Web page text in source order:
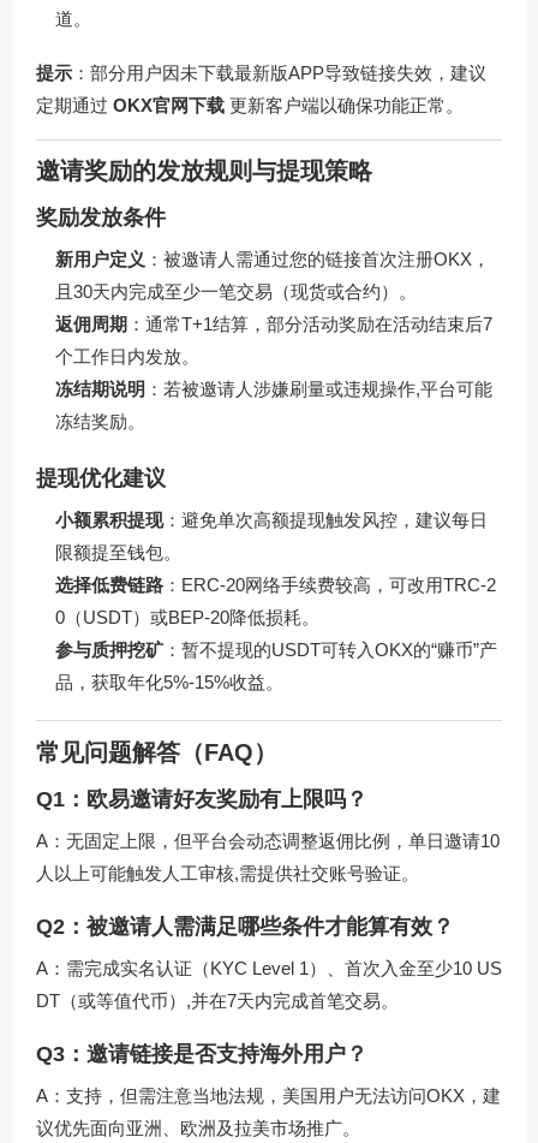
道。
提示 ：部分用户因未下载最新版APP导致链接失效，建议
定期通过 OKX官网下载 更新客户端以确保功能正常。
邀请奖励的发放规则与提现策略
奖励发放条件
新用户定义 ：被邀请人需通过您的链接首次注册OKX，
且30天内完成至少一笔交易（现货或合约）。
返佣周期 ：通常T+1结算，部分活动奖励在活动结束后7
个工作日内发放。
冻结期说明 ：若被邀请人涉嫌刷量或违规操作,平台可能
冻结奖励。
提现优化建议
小额累积提现：避免单次高额提现触发风控，建议每日
限额提至钱包。
选择低费链路 ：ERC-20网络手续费较高，可改用TRC-2
0（USDT）或BEP-20降低损耗。
参与质押挖矿 ：暂不提现的USDT可转入OKX的“赚币”产
品，获取年化5%-15%收益。
常见问题解答（FAQ）
Q1：欧易邀请好友奖励有上限吗？
A：无固定上限，但平台会动态调整返佣比例，单日邀请10
人以上可能触发人工审核,需提供社交账号验证。
Q2：被邀请人需满足哪些条件才能算有效？
A：需完成实名认证（KYC Level 1）、首次入金至少10 US
DT（或等值代币）,并在7天内完成首笔交易。
Q3：邀请链接是否支持海外用户？
A：支持，但需注意当地法规，美国用户无法访问OKX，建
议优先面向亚洲、欧洲及拉美市场推广。